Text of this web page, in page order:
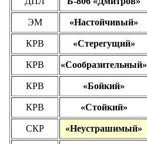
ЭМ «Настойчивый»
КРВ «Стерегущий»
КРВ «Сообразительный»
КРВ «Бойкий»
КРВ «Стойкий»
СКР «Неустрашимый»